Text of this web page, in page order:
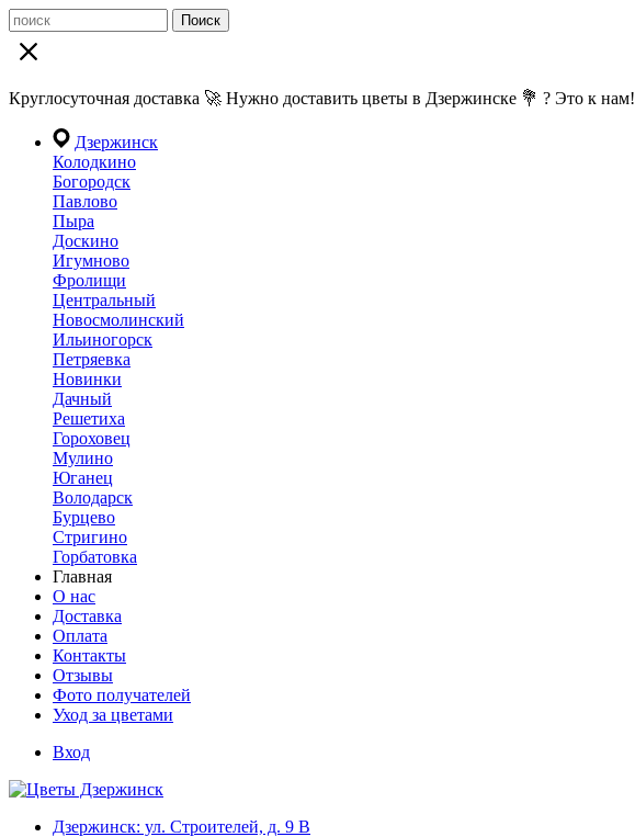
Поиск
Круглосуточная доставка 🚀 Нужно доставить цветы в Дзержинске 💐 ? Это к нам!
Дзержинск
Колодкино
Богородск
Павлово
Пыра
Доскино
Игумново
Фролищи
Центральный
Новосмолинский
Ильиногорск
Петряевка
Новинки
Дачный
Решетиха
Гороховец
Мулино
Юганец
Володарск
Бурцево
Стригино
Горбатовка
Главная
О нас
Доставка
Оплата
Контакты
Отзывы
Фото получателей
Уход за цветами
Вход
Дзержинск: ул. Строителей, д. 9 В